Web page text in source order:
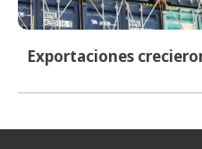
Exportaciones